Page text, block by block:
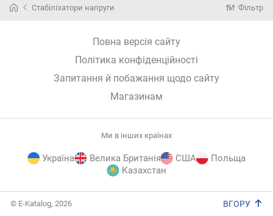
Стабілізатори напруги Фільтр
Повна версія сайту
Політика конфіденційності
Запитання й побажання щодо сайту
Магазинам
Ми в інших країнах
Україна Велика Британія США
Польща
Казахстан
© E-Katalog, 2026 ВГОРУ